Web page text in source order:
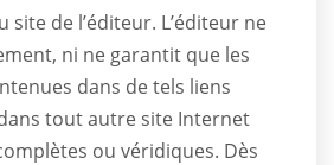
site de l’éditeur. L’éditeur ne
ni ne garantit que les
dans de tels liens
tout autre site Internet
ou véridiques. Dès